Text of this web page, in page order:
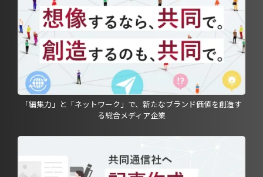
「編集力」と「ネットワーク」で、新たなブランド価値を創造す
る総合メディア企業